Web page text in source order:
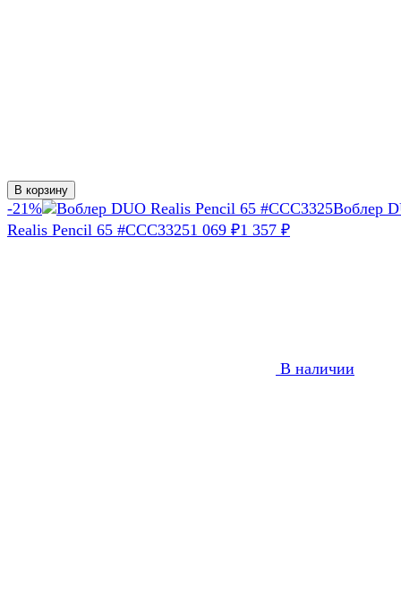
В корзину
-21%
Воблер
Realis Pencil 65 #CCC33251 069 ₽1 357 ₽
В наличии